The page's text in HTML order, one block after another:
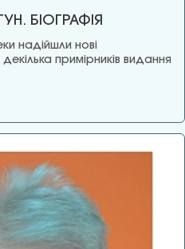
БІОГРАФІЯ
надійшли нові
примірників видання